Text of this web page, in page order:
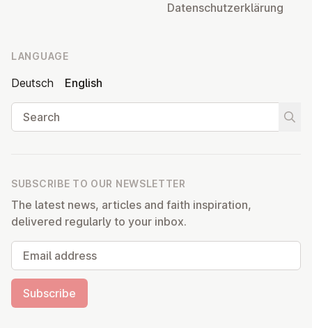
Datens­chutzerklärung
LANGUAGE
Deutsch
English
Search
SUBSCRIBE TO OUR NEWSLETTER
The latest news, articles and faith inspiration,
delivered regularly to your inbox.
Email address
Subscribe